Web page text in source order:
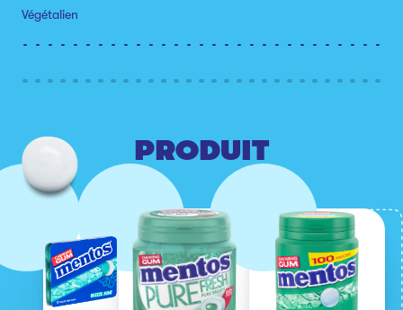
Végétalien
PRODUIT